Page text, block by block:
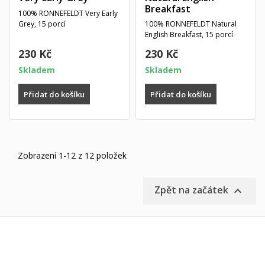
100% RONNEFELDT Very Early
Grey, 15 porcí
230 Kč
Skladem
Přidat do košíku
Breakfast
100% RONNEFELDT Natural
English Breakfast, 15 porcí
230 Kč
Skladem
Přidat do košíku
Zobrazení 1-12 z 12 položek
Zpět na začátek 